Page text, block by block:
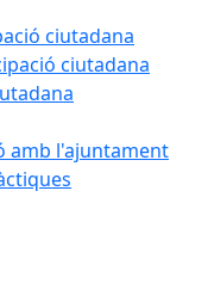
ciutadana
ciutadana
amb l'ajuntament